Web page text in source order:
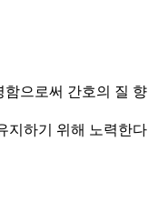
으로써 간호의 질 향
지하기 위해 노력한다